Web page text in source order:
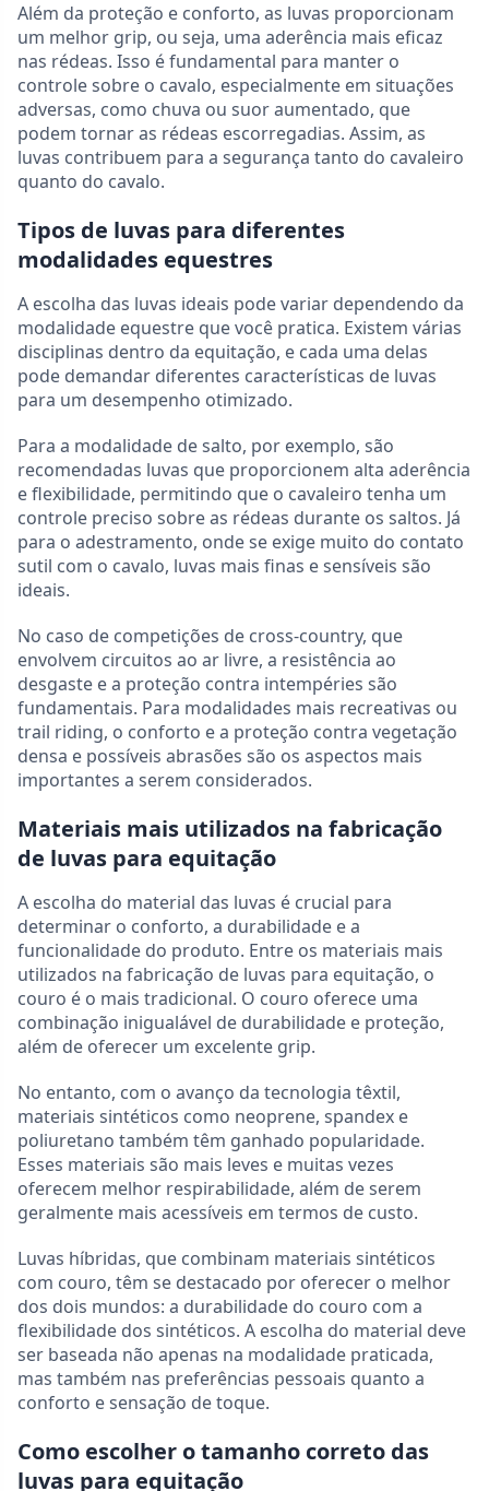
Além da proteção e conforto, as luvas proporcionam
um melhor grip, ou seja, uma aderência mais eficaz
nas rédeas. Isso é fundamental para manter o
controle sobre o cavalo, especialmente em situações
adversas, como chuva ou suor aumentado, que
podem tornar as rédeas escorregadias. Assim, as
luvas contribuem para a segurança tanto do cavaleiro
quanto do cavalo.
Tipos de luvas para diferentes
modalidades equestres
A escolha das luvas ideais pode variar dependendo da
modalidade equestre que você pratica. Existem várias
disciplinas dentro da equitação, e cada uma delas
pode demandar diferentes características de luvas
para um desempenho otimizado.
Para a modalidade de salto, por exemplo, são
recomendadas luvas que proporcionem alta aderência
e flexibilidade, permitindo que o cavaleiro tenha um
controle preciso sobre as rédeas durante os saltos. Já
para o adestramento, onde se exige muito do contato
sutil com o cavalo, luvas mais finas e sensíveis são
ideais.
No caso de competições de cross-country, que
envolvem circuitos ao ar livre, a resistência ao
desgaste e a proteção contra intempéries são
fundamentais. Para modalidades mais recreativas ou
trail riding, o conforto e a proteção contra vegetação
densa e possíveis abrasões são os aspectos mais
importantes a serem considerados.
Materiais mais utilizados na fabricação
de luvas para equitação
A escolha do material das luvas é crucial para
determinar o conforto, a durabilidade e a
funcionalidade do produto. Entre os materiais mais
utilizados na fabricação de luvas para equitação, o
couro é o mais tradicional. O couro oferece uma
combinação inigualável de durabilidade e proteção,
além de oferecer um excelente grip.
No entanto, com o avanço da tecnologia têxtil,
materiais sintéticos como neoprene, spandex e
poliuretano também têm ganhado popularidade.
Esses materiais são mais leves e muitas vezes
oferecem melhor respirabilidade, além de serem
geralmente mais acessíveis em termos de custo.
Luvas híbridas, que combinam materiais sintéticos
com couro, têm se destacado por oferecer o melhor
dos dois mundos: a durabilidade do couro com a
flexibilidade dos sintéticos. A escolha do material deve
ser baseada não apenas na modalidade praticada,
mas também nas preferências pessoais quanto a
conforto e sensação de toque.
Como escolher o tamanho correto das
luvas para equitação